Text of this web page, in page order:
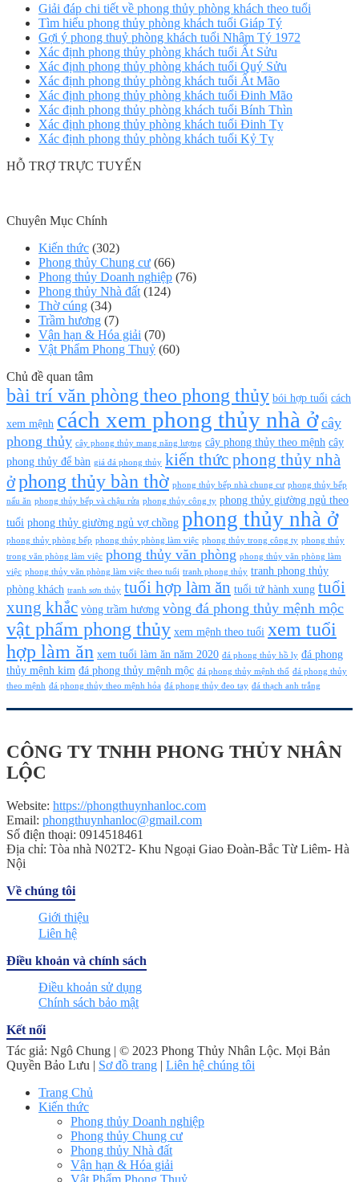
Giải đáp chi tiết về phong thủy phòng khách theo tuổi
Tìm hiểu phong thủy phòng khách tuổi Giáp Tý
Gợi ý phong thuỷ phòng khách tuổi Nhâm Tý 1972
Xác định phong thủy phòng khách tuổi Ất Sửu
Xác định phong thủy phòng khách tuổi Quý Sửu
Xác định phong thủy phòng khách tuổi Ất Mão
Xác định phong thủy phòng khách tuổi Đinh Mão
Xác định phong thủy phòng khách tuổi Bính Thìn
Xác định phong thủy phòng khách tuổi Đinh Tỵ
Xác định phong thủy phòng khách tuổi Kỷ Tỵ
HỖ TRỢ TRỰC TUYẾN
Chuyên Mục Chính
Kiến thức (302)
Phong thủy Chung cư (66)
Phong thủy Doanh nghiệp (76)
Phong thủy Nhà đất (124)
Thờ cúng (34)
Trầm hương (7)
Vận hạn & Hóa giải (70)
Vật Phẩm Phong Thuỷ (60)
Chủ đề quan tâm
bài trí văn phòng theo phong thủy bói hợp tuổi cách
xem mệnh cách xem phong thủy nhà ở cây
phong thủy cây phong thủy mang năng lượng cây phong thủy theo mệnh cây
phong thủy để bàn giá đá phong thủy kiến thức phong thủy nhà
ởphong thủy bàn thờ phong thủy bếp nhà chung cư phong thủy bếp
nấu ăn phong thủy bếp và chậu rửa phong thủy công ty phong thủy giường ngủ theo
tuổi phong thủy giường ngủ vợ chồng phong thủy nhà ở
phong thủy phòng bếp phong thủy phòng làm việc phong thủy trong công ty phong thủy
trong văn phòng làm việc phong thủy văn phòng phong thủy văn phòng làm
việc phong thủy văn phòng làm việc theo tuổi tranh phong thủy tranh phong thủy
phòng khách tranh sơn thủy tuổi hợp làm ăn tuổi tứ hành xung tuổi
xung khắc vòng trầm hương vòng đá phong thủy mệnh mộc
vật phẩm phong thủy xem mệnh theo tuổi xem tuổi
hợp làm ăn xem tuổi làm ăn năm 2020 đá phong thủy hồ ly đá phong
thủy mệnh kim đá phong thủy mệnh mộc đá phong thủy mệnh thổ đá phong thủy
theo mệnh đá phong thủy theo mệnh hỏa đá phong thủy đeo tay đá thạch anh trắng
CÔNG TY TNHH PHONG THỦY NHÂN
LỘC
Website: https://phongthuynhanloc.com
Email: phongthuynhanloc@gmail.com
Số điện thoại: 0914518461
Địa chỉ: Tòa nhà N02T2- Khu Ngoại Giao Đoàn-Bắc Từ Liêm- Hà
Nội
Về chúng tôi
Giới thiệu
Liên hệ
Điều khoản và chính sách
Điều khoản sử dụng
Chính sách bảo mật
Kết nối
Tác giả: Ngô Chung | © 2023 Phong Thủy Nhân Lộc. Mọi Bản
Quyền Bảo Lưu | Sơ đồ trang | Liên hệ chúng tôi
Trang Chủ
Kiến thức
Phong thủy Doanh nghiệp
Phong thủy Chung cư
Phong thủy Nhà đất
Vận hạn & Hóa giải